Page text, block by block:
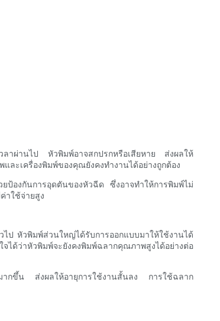
ลาผ่านไป หัวพิมพ์อาจสกปรกหรือเสียหาย ส่งผลให้
ละเครื่องพิมพ์ของคุณยังคงทำงานได้อย่างถูกต้อง
ป้องกันการอุดตันของหัวฉีด ซึ่งอาจทำให้การพิมพ์ไม่
าใช้จ่ายสูง
ป หัวพิมพ์ส่วนใหญ่ได้รับการออกแบบมาให้ใช้งานได้
ได้ว่าหัวพิมพ์จะยังคงพิมพ์ฉลากคุณภาพสูงได้อย่างต่อ
มากขึ้น ส่งผลให้อายุการใช้งานสั้นลง การใช้ฉลาก